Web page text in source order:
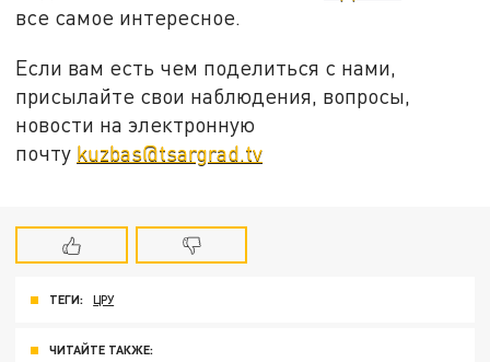
все самое интересное.
Если вам есть чем поделиться с нами,
присылайте свои наблюдения, вопросы,
новости на электронную
почту kuzbas@tsargrad.tv
ТЕГИ: ЦРУ
ЧИТАЙТЕ ТАКЖЕ: